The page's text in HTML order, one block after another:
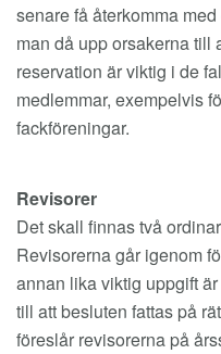
senare få återkomma
man då upp orsakerna till
reservation är viktig i de
medlemmar, exempelvis
fackföreningar.
Revisorer
Det skall finnas två
Revisorerna går igenom
annan lika viktig uppgift
till att besluten fattas på
föreslår revisorerna på